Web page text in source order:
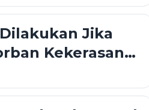
Jika
Kekerasan
yang Perlu